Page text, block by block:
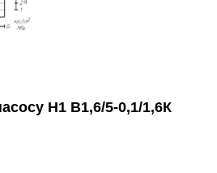
Н1 В1,6/5-0,1/1,6К